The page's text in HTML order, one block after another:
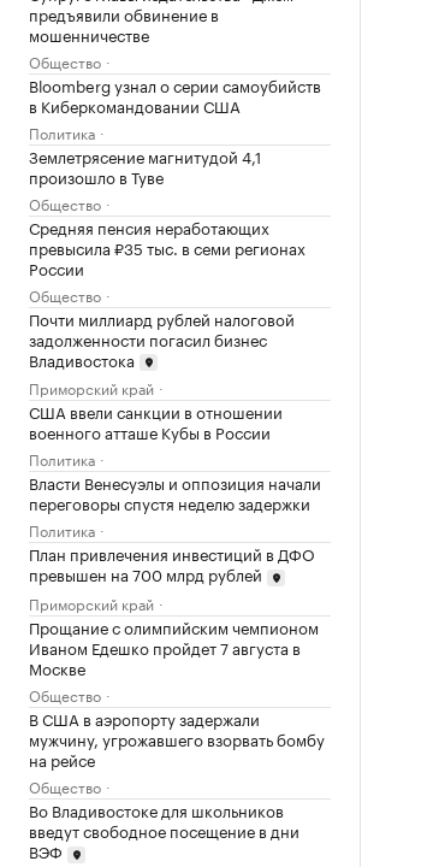
предъявили обвинение в
мошенничестве
Общество
Bloomberg узнал о серии самоубийств
в Киберкомандовании США
Политика
Землетрясение магнитудой 4,1
произошло в Туве
Общество
Средняя пенсия неработающих
превысила ₽35 тыс. в семи регионах
России
Общество
Почти миллиард рублей налоговой
задолженности погасил бизнес
Владивостока
Приморский край
США ввели санкции в отношении
военного атташе Кубы в России
Политика
Власти Венесуэлы и оппозиция начали
переговоры спустя неделю задержки
Политика
План привлечения инвестиций в ДФО
превышен на 700 млрд рублей
Приморский край
Прощание с олимпийским чемпионом
Иваном Едешко пройдет 7 августа в
Москве
Общество
В США в аэропорту задержали
мужчину, угрожавшего взорвать бомбу
на рейсе
Общество
Во Владивостоке для школьников
введут свободное посещение в дни
ВЭФ